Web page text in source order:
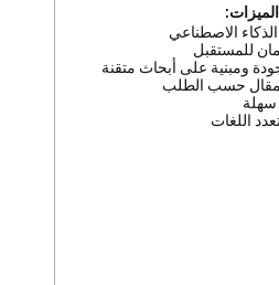
الاصطناعي
للمستقبل
ومبنية على أبحاث متقنة
حسب الطلب
سهلة
اللغات